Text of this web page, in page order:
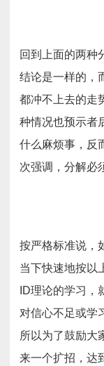
回到上面的两种
结论是一样的，
都冲不上去的走
种情况也预示者
什么麻烦事，反
次强调，分解必
按严格标准说，
当下快速地按以
ID理论的学习
对信心不足或学
所以为了鼓励大
来一个扩招，达